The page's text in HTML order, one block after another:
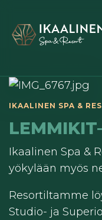
IKAALINEN SPA &
Ikaalinen Spa &
yökylään myös
Resortiltamme
Studio- ja